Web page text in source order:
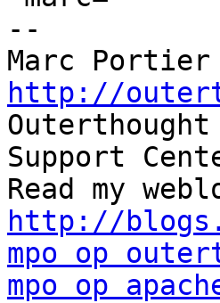
--
http://
Outerthought
Support
http://
mpo op
mpo op